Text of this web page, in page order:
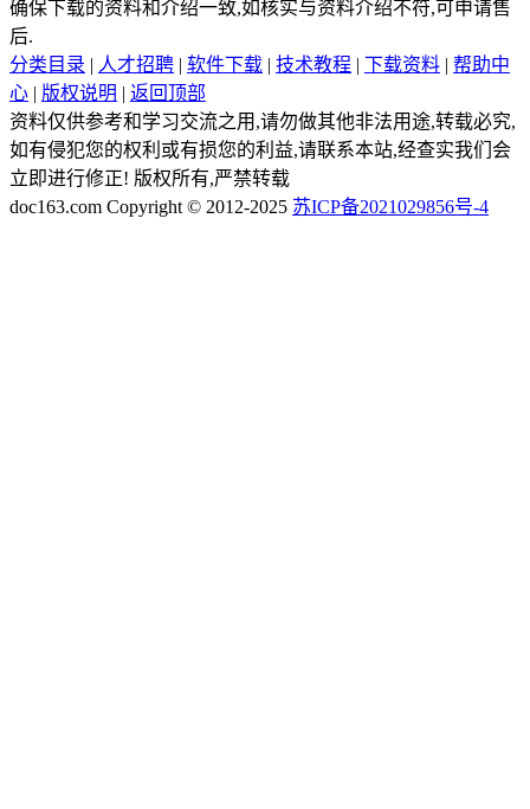
确保下载的资料和介绍一致,如核实与资料介绍不符,可申请售
后.
分类目录 | 人才招聘 | 软件下载 | 技术教程 | 下载资料 | 帮助中
心 | 版权说明 | 返回顶部
资料仅供参考和学习交流之用,请勿做其他非法用途,转载必究,
如有侵犯您的权利或有损您的利益,请联系本站,经查实我们会
立即进行修正! 版权所有,严禁转载
doc163.com Copyright © 2012-2025 苏ICP备2021029856号-4